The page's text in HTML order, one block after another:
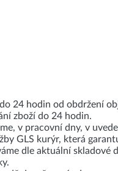
24 hodin od obdržení
zboží do 24 hodin.
v pracovní dny, v
GLS kurýr, která
dle aktuální skladové